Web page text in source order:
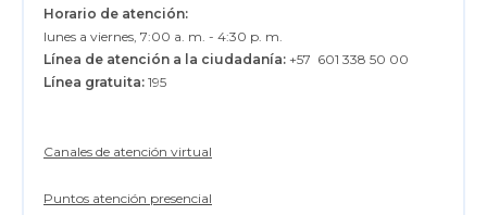
Horario de atención:
lunes a viernes, 7:00 a. m. - 4:30 p. m.
Línea de atención a la ciudadanía: +57 601 338 50 00
Línea gratuita: 195
Canales de atención virtual
Puntos atención presencial